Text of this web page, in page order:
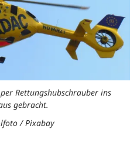
Rettungshubschrauber ins
gebracht.
/ Pixabay